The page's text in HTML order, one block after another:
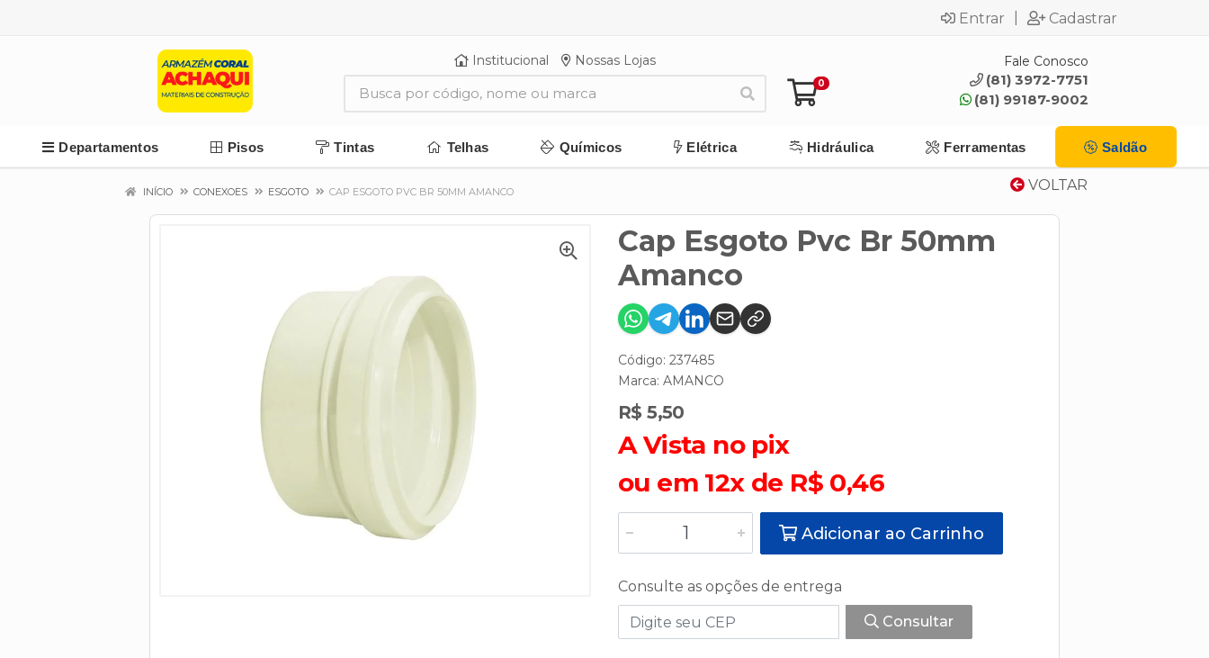
Entrar Cadastrar
Institucional Nossas Lojas
0
Fale Conosco
(81) 3972-7751
(81) 99187-9002
Departamentos Pisos Tintas Telhas Químicos Elétrica Hidráulica Ferramentas Saldão
VOLTAR
INÍCIO CONEXOES ESGOTO CAP ESGOTO PVC BR 50MM AMANCO
Cap Esgoto Pvc Br 50mm
Amanco
Código: 237485
Marca: AMANCO
R$ 5,50
A Vista no pix
ou em 12x de R$ 0,46
Adicionar ao Carrinho
Consulte as opções de entrega
Consultar